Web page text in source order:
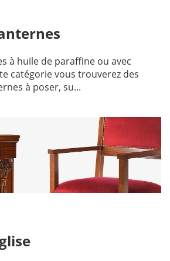
à huile de paraffine ou avec
catégorie vous trouverez des
à poser, su...